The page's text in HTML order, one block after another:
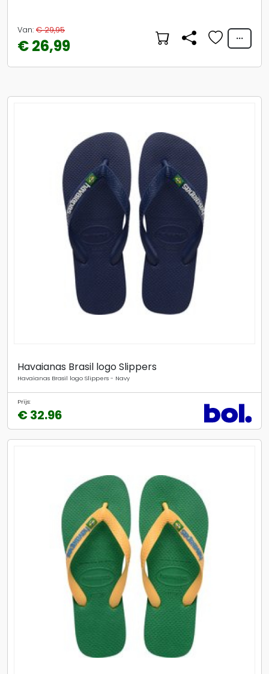
Van: € 29,95
€ 26,99
Havaianas Brasil logo Slippers
Havaianas Brasil logo Slippers - Navy
Prijs:
€ 32.96